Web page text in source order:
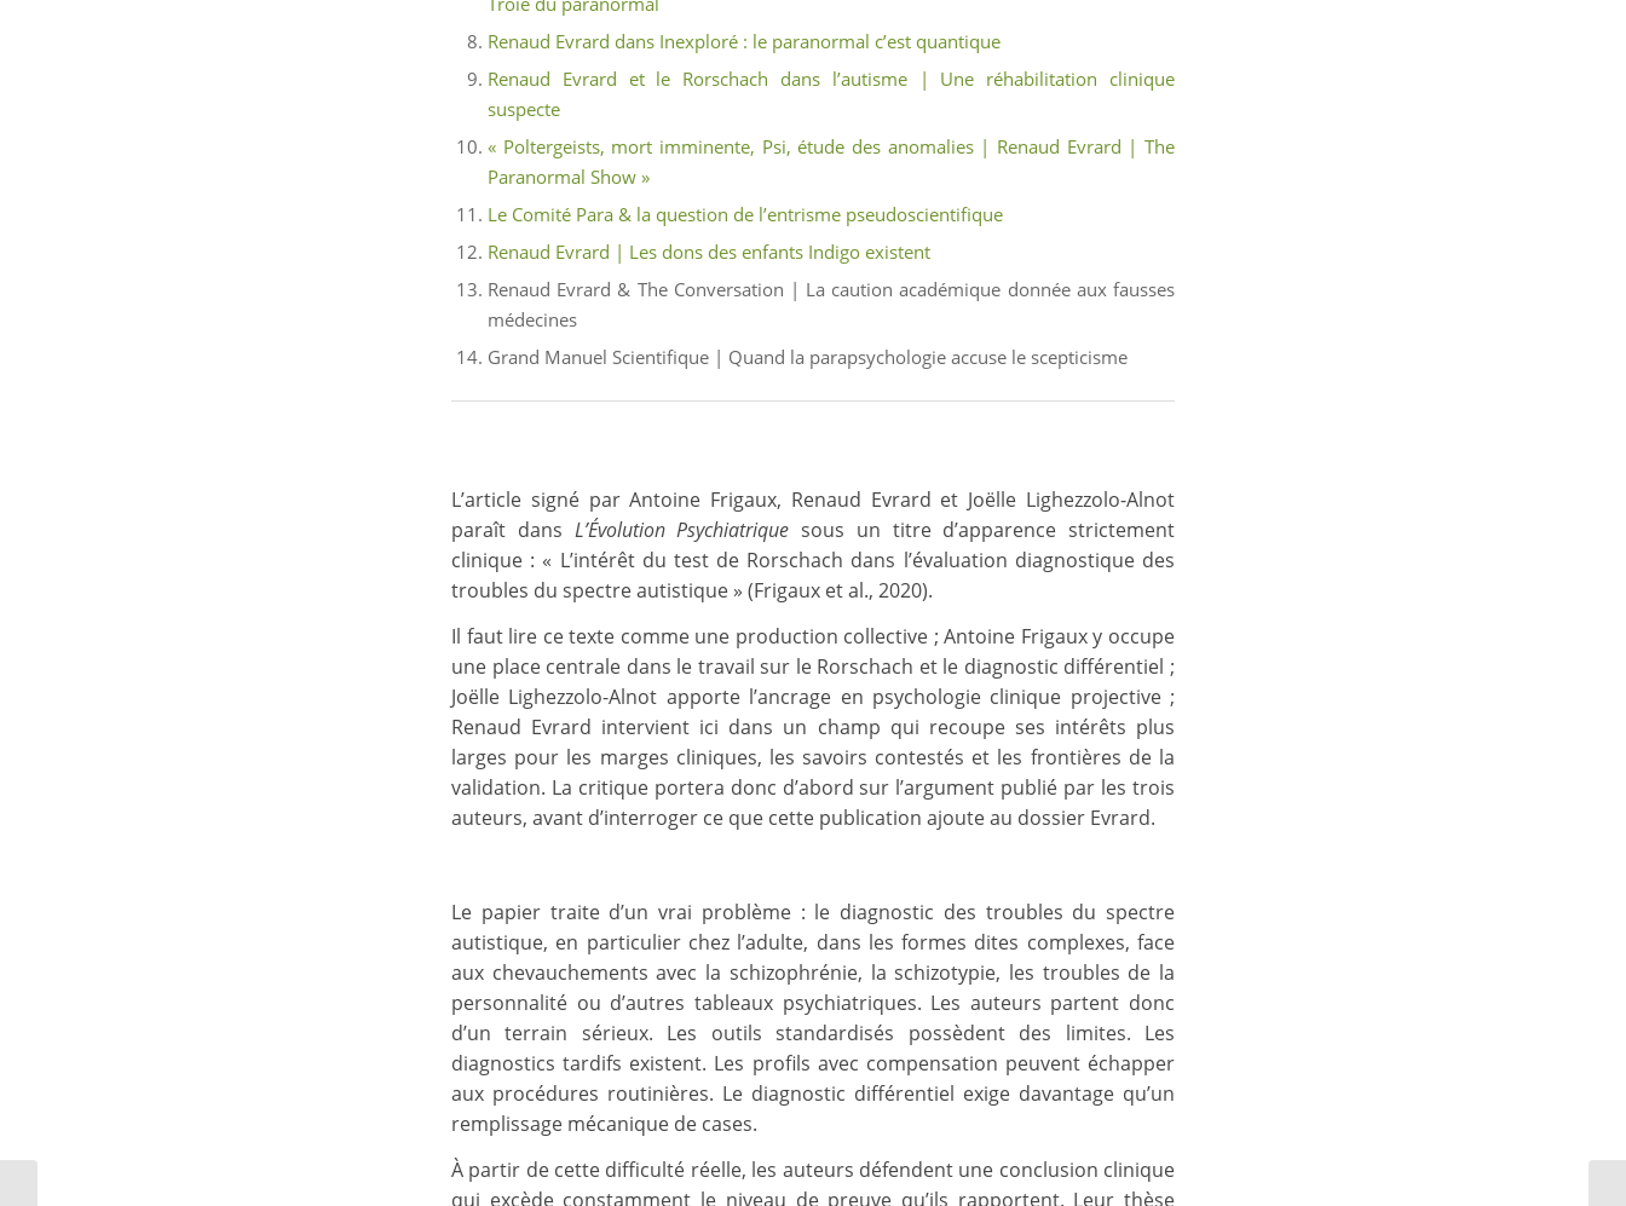
Renaud Evrard dans Inexploré : le paranormal c’est quantique
Renaud Evrard et le Rorschach dans l’autisme | Une réhabilitation clinique
suspecte
« Poltergeists, mort imminente, Psi, étude des anomalies | Renaud Evrard | The
Paranormal Show »
Le Comité Para & la question de l’entrisme pseudoscientifique
Renaud Evrard | Les dons des enfants Indigo existent
Renaud Evrard & The Conversation | La caution académique donnée aux fausses
médecines
Grand Manuel Scientifique | Quand la parapsychologie accuse le scepticisme
L’article signé par Antoine Frigaux, Renaud Evrard et Joëlle Lighezzolo-Alnot
paraît dans L’Évolution Psychiatrique sous un titre d’apparence strictement
clinique : « L’intérêt du test de Rorschach dans l’évaluation diagnostique des
troubles du spectre autistique » (Frigaux et al., 2020).
Il faut lire ce texte comme une production collective ; Antoine Frigaux y occupe
une place centrale dans le travail sur le Rorschach et le diagnostic différentiel ;
Joëlle Lighezzolo-Alnot apporte l’ancrage en psychologie clinique projective ;
Renaud Evrard intervient ici dans un champ qui recoupe ses intérêts plus
larges pour les marges cliniques, les savoirs contestés et les frontières de la
validation. La critique portera donc d’abord sur l’argument publié par les trois
auteurs, avant d’interroger ce que cette publication ajoute au dossier Evrard.
Le papier traite d’un vrai problème : le diagnostic des troubles du spectre
autistique, en particulier chez l’adulte, dans les formes dites complexes, face
aux chevauchements avec la schizophrénie, la schizotypie, les troubles de la
personnalité ou d’autres tableaux psychiatriques. Les auteurs partent donc
d’un terrain sérieux. Les outils standardisés possèdent des limites. Les
diagnostics tardifs existent. Les profils avec compensation peuvent échapper
aux procédures routinières. Le diagnostic différentiel exige davantage qu’un
remplissage mécanique de cases.
À partir de cette difficulté réelle, les auteurs défendent une conclusion clinique
qui excède constamment le niveau de preuve qu’ils rapportent. Leur thèse